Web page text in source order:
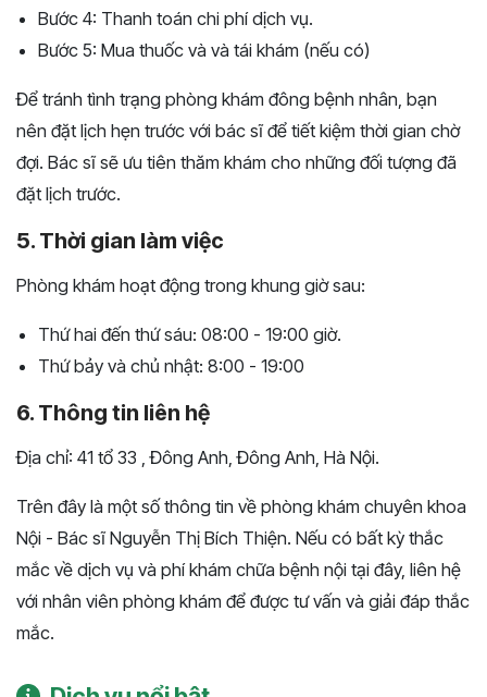
Bước 4: Thanh toán chi phí dịch vụ.
Bước 5: Mua thuốc và và tái khám (nếu có)
Để tránh tình trạng phòng khám đông bệnh nhân, bạn
nên đặt lịch hẹn trước với bác sĩ để tiết kiệm thời gian chờ
đợi. Bác sĩ sẽ ưu tiên thăm khám cho những đối tượng đã
đặt lịch trước.
5. Thời gian làm việc
Phòng khám hoạt động trong khung giờ sau:
Thứ hai đến thứ sáu: 08:00 - 19:00 giờ.
Thứ bảy và chủ nhật: 8:00 - 19:00
6. Thông tin liên hệ
Địa chỉ: 41 tổ 33 , Đông Anh, Đông Anh, Hà Nội.
Trên đây là một số thông tin về phòng khám chuyên khoa
Nội - Bác sĩ Nguyễn Thị Bích Thiện. Nếu có bất kỳ thắc
mắc về dịch vụ và phí khám chữa bệnh nội tại đây, liên hệ
với nhân viên phòng khám để được tư vấn và giải đáp thắc
mắc.